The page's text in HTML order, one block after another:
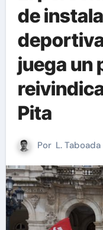
de
juega un
Pita
Por L. Taboada